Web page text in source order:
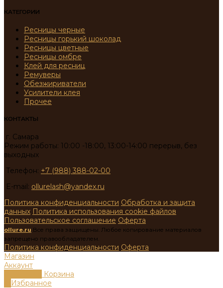
КАТЕГОРИИ
Ресницы черные
Ресницы горький шоколад
Ресницы цветные
Ресницы омбре
Клей для ресниц
Ремуверы
Обезжириватели
Усилители клея
Прочее
КОНТАКТЫ
г. Самара
Режим работы: 10:00 -18:00, 13:00-14:00 перерыв, без
выходных
Телефон: +7 (988) 388-02-00
E-mail: ollurelash@yandex.ru
Политика конфиденциальности Обработка и защита
данных Политика использования cookie файлов
Пользовательское соглашение Оферта
ollure.ru Все права защищены. Любое копирование материалов
запрещено правообладателем.
Политика конфиденциальности Оферта
Магазин
Аккаунт
Корзина
Избранное